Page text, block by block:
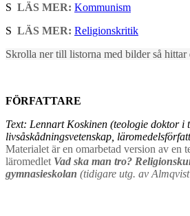
S LÄS MER: Kommunism
S LÄS MER: Religionskritik
Skrolla ner till listorna med bilder så
FÖRFATTARE
Text: Lennart Koskinen (teologie doktor i
livsåskådningsvetenskap,
Materialet är en omarbetad version av en
läromedlet Vad ska man tro?
gymnasieskolan (tidigare utg. av